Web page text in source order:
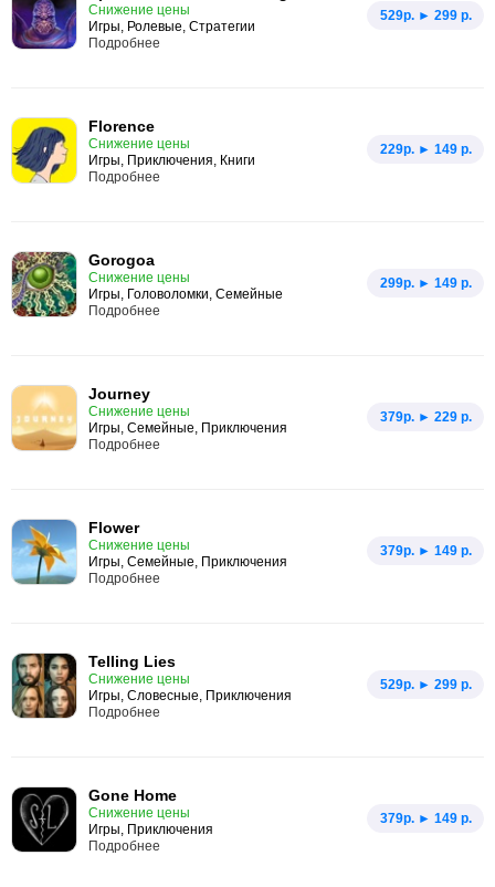
Снижение цены
Игры, Ролевые, Стратегии
529p. ► 299 р.
Подробнее
Florence
Снижение цены
Игры, Приключения, Книги
229p. ► 149 р.
Подробнее
Gorogoa
Снижение цены
Игры, Головоломки, Семейные
299p. ► 149 р.
Подробнее
Journey
Снижение цены
Игры, Семейные, Приключения
379p. ► 229 р.
Подробнее
Flower
Снижение цены
Игры, Семейные, Приключения
379p. ► 149 р.
Подробнее
Telling Lies
Снижение цены
Игры, Словесные, Приключения
529p. ► 299 р.
Подробнее
Gone Home
Снижение цены
Игры, Приключения
379p. ► 149 р.
Подробнее